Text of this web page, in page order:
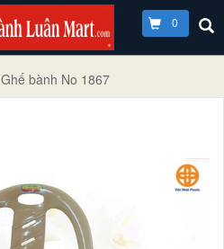
0
Ghế bành No 1867